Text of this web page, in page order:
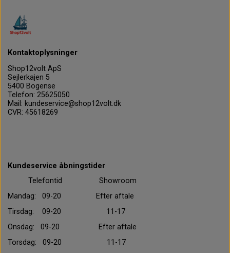
Kontaktoplysninger
Shop12volt ApS
Sejlerkajen 5
5400 Bogense
Telefon: 25625050
Mail: kundeservice@shop12volt.dk
CVR: 45618269
Kundeservice åbningstider
Telefontid Showroom
Mandag: 09-20 Efter aftale
Tirsdag: 09-20 11-17
Onsdag: 09-20 Efter aftale
Torsdag: 09-20 11-17